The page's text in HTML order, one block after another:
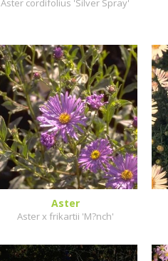
Aster cordifolius 'Silver Spray'
Aster
Aster x frikartii 'M?nch'